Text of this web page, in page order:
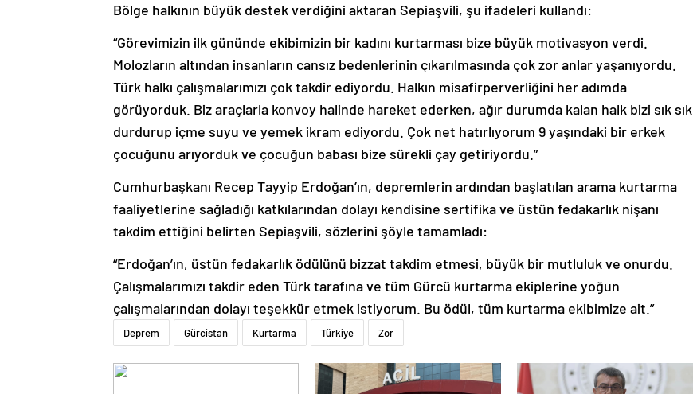
Bölge halkının büyük destek verdiğini aktaran Sepiaşvili, şu ifadeleri kullandı:
“Görevimizin ilk gününde ekibimizin bir kadını kurtarması bize büyük motivasyon verdi.
Molozların altından insanların cansız bedenlerinin çıkarılmasında çok zor anlar yaşanıyordu.
Türk halkı çalışmalarımızı çok takdir ediyordu. Halkın misafirperverliğini her adımda
görüyorduk. Biz araçlarla konvoy halinde hareket ederken, ağır durumda kalan halk bizi sık sık
durdurup içme suyu ve yemek ikram ediyordu. Çok net hatırlıyorum 9 yaşındaki bir erkek
çocuğunu arıyorduk ve çocuğun babası bize sürekli çay getiriyordu.”
Cumhurbaşkanı Recep Tayyip Erdoğan’ın, depremlerin ardından başlatılan arama kurtarma
faaliyetlerine sağladığı katkılarından dolayı kendisine sertifika ve üstün fedakarlık nişanı
takdim ettiğini belirten Sepiaşvili, sözlerini şöyle tamamladı:
“Erdoğan’ın, üstün fedakarlık ödülünü bizzat takdim etmesi, büyük bir mutluluk ve onurdu.
Çalışmalarımızı takdir eden Türk tarafına ve tüm Gürcü kurtarma ekiplerine yoğun
çalışmalarından dolayı teşekkür etmek istiyorum. Bu ödül, tüm kurtarma ekibimize ait.”
Deprem Gürcistan Kurtarma Türkiye Zor